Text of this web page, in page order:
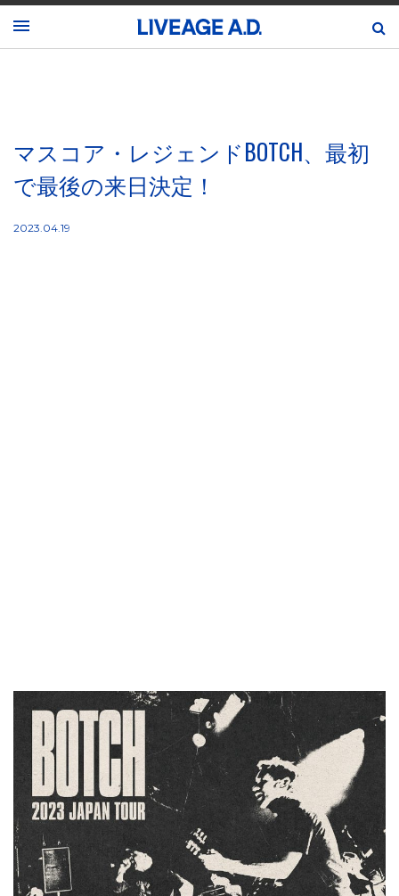
マスコア・レジェンドBOTCH、最初
で最後の来日決定！
2023.04.19